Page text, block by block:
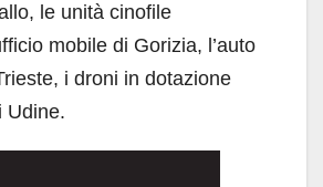
le unità cinofile
mobile di Gorizia, l’auto
i droni in dotazione
Udine.